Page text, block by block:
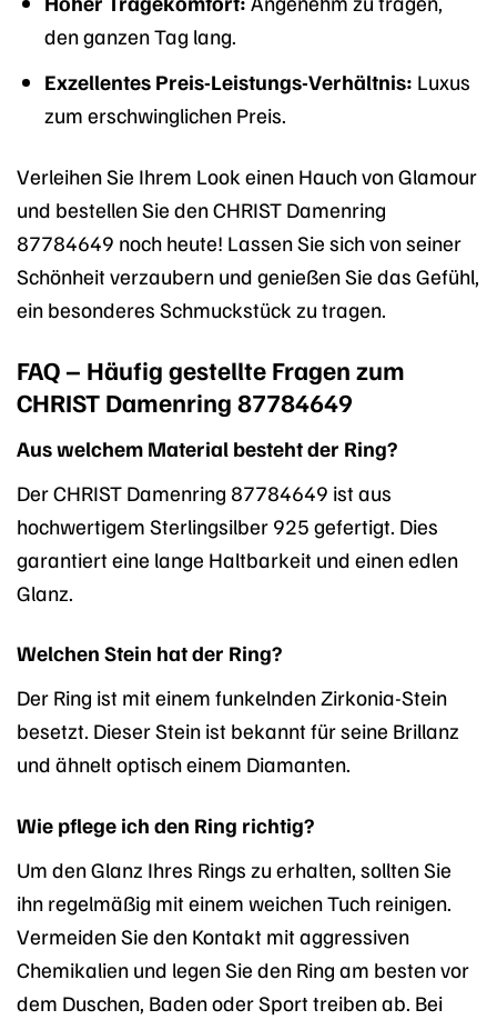
den ganzen Tag lang.
Exzellentes Preis-Leistungs-Verhältnis: Luxus
zum erschwinglichen Preis.
Verleihen Sie Ihrem Look einen Hauch von Glamour
und bestellen Sie den CHRIST Damenring
87784649 noch heute! Lassen Sie sich von seiner
Schönheit verzaubern und genießen Sie das Gefühl,
ein besonderes Schmuckstück zu tragen.
FAQ – Häufig gestellte Fragen zum
CHRIST Damenring 87784649
Aus welchem Material besteht der Ring?
Der CHRIST Damenring 87784649 ist aus
hochwertigem Sterlingsilber 925 gefertigt. Dies
garantiert eine lange Haltbarkeit und einen edlen
Glanz.
Welchen Stein hat der Ring?
Der Ring ist mit einem funkelnden Zirkonia-Stein
besetzt. Dieser Stein ist bekannt für seine Brillanz
und ähnelt optisch einem Diamanten.
Wie pflege ich den Ring richtig?
Um den Glanz Ihres Rings zu erhalten, sollten Sie
ihn regelmäßig mit einem weichen Tuch reinigen.
Vermeiden Sie den Kontakt mit aggressiven
Chemikalien und legen Sie den Ring am besten vor
dem Duschen, Baden oder Sport treiben ab. Bei